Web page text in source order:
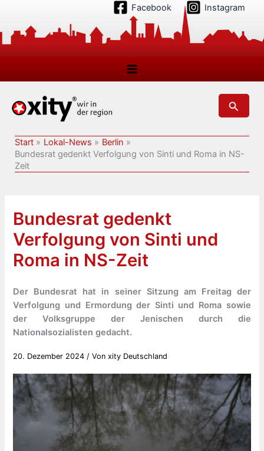
springen
Facebook Instagram
Suchen
Start Lokal-News
Berlin
Bundesrat gedenkt Verfolgung von Sinti und Roma in NS-
Zeit
Bundesrat gedenkt
Verfolgung von Sinti und
Roma in NS-Zeit
Der Bundesrat hat in seiner Sitzung am Freitag der
Verfolgung und Ermordung der Sinti und Roma sowie
der Volksgruppe der Jenischen durch die
Nationalsozialisten gedacht.
20. Dezember 2024 / Vonxity Deutschland